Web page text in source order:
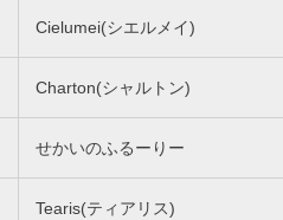
Cielumei(シエルメイ)
Charton(シャルトン)
せかいのふるーりー
Tearis(ティアリス)